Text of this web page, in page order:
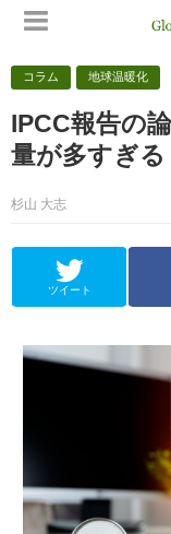
コラム 地球温暖化
IPCC報告の
量が多すぎる
杉山 大志
ツイート